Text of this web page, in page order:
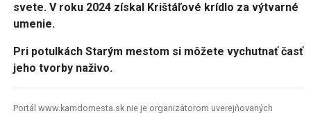
svete. V roku 2024 získal Krištáľové krídlo za výtvarné
umenie.
Pri potulkách Starým mestom si môžete vychutnať časť
jeho tvorby naživo.
Portál www.kamdomesta.sk nie je organizátorom uverejňovaných